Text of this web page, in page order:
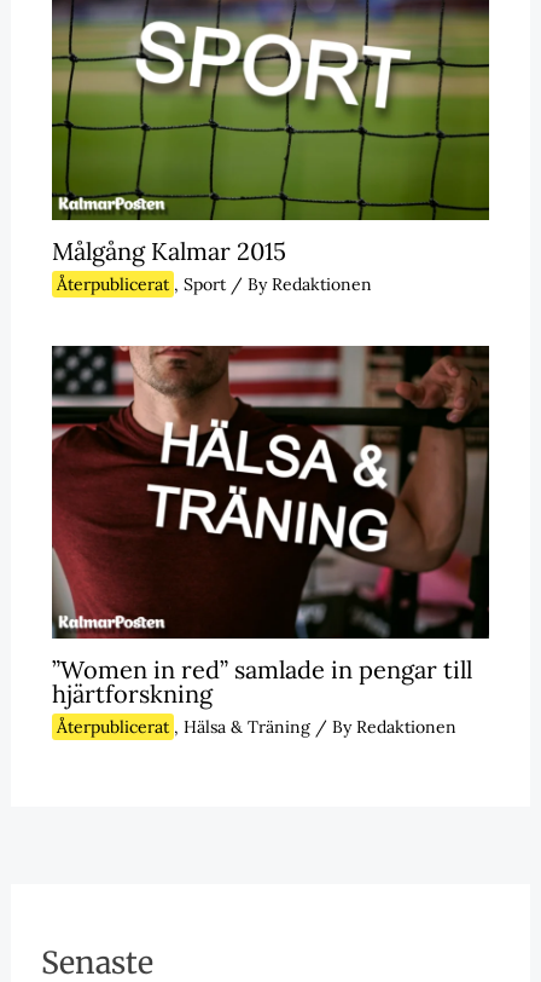
Målgång Kalmar 2015
Återpublicerat , Sport/ ByRedaktionen
”Women in red” samlade in pengar till
hjärtforskning
Återpublicerat , Hälsa & Träning/ ByRedaktionen
Senaste